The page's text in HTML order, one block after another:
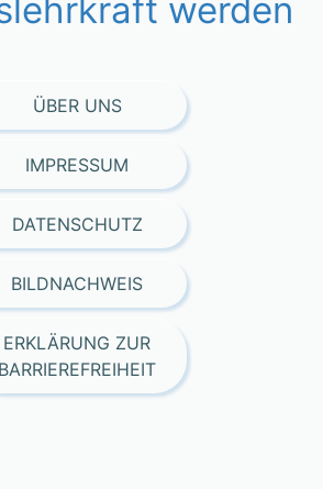
werden
ÜBER UNS
IMPRESSUM
DATENSCHUTZ
BILDNACHWEIS
ERKLÄRUNG ZUR
BARRIEREFREIHEIT